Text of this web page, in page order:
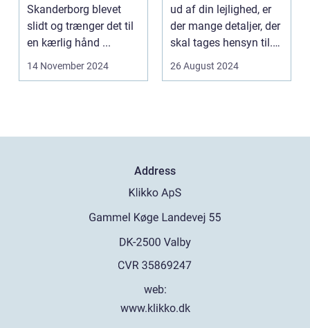
Skanderborg blevet
slidt og trænger det til
en kærlig hånd ...
14 November 2024
ud af din lejlighed, er
der mange detaljer, der
skal tages hensyn til.
En af...
26 August 2024
Address
web:
www.klikko.dk